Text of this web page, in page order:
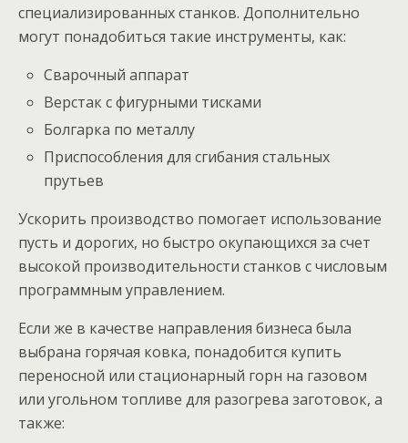
специализированных станков. Дополнительно
могут понадобиться такие инструменты, как:
Сварочный аппарат
Верстак с фигурными тисками
Болгарка по металлу
Приспособления для сгибания стальных
прутьев
Ускорить производство помогает использование
пусть и дорогих, но быстро окупающихся за счет
высокой производительности станков с числовым
программным управлением.
Если же в качестве направления бизнеса была
выбрана горячая ковка, понадобится купить
переносной или стационарный горн на газовом
или угольном топливе для разогрева заготовок, а
также: